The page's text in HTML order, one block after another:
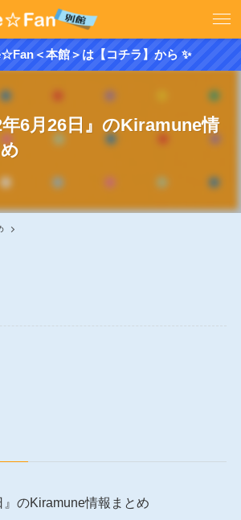
＜本館＞は【コチラ】から ✨
年6月26日』のKiramune情
』のKiramune情報まとめ